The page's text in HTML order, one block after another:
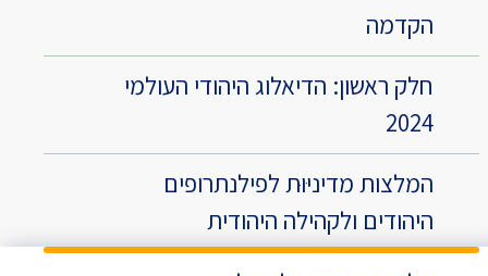
הקדמה
חלק ראשון: הדיאלוג היהודי העולמי
2024
המלצות מדיניּוּת לפילנתרופים
היהודים ולקהילה היהודית